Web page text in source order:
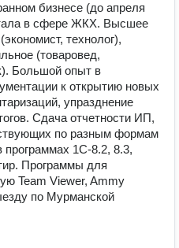
бизнесе (до апреля
в сфере ЖКХ. Высшее
технолог),
(товаровед,
Большой опыт в
к открытию новых
упразднение
Сдача отчетности ИП,
по разным формам
программах 1С-8.2, 8.3,
Программы для
Team Viewer, Ammy
по Мурманской